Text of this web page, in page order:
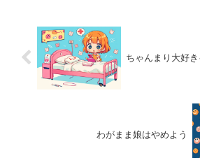
ちゃんまり大好き
わがまま娘はやめよう